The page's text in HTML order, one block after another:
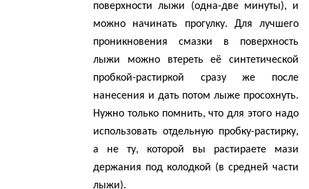
поверхности лыжи (одна-две минуты), и
можно начинать прогулку. Для лучшего
проникновения смазки в поверхность
лыжи можно втереть её синтетической
пробкой-растиркой сразу же после
нанесения и дать потом лыже просохнуть.
Нужно только помнить, что для этого надо
использовать отдельную пробку-растирку,
а не ту, которой вы растираете мази
держания под колодкой (в средней части
лыжи).